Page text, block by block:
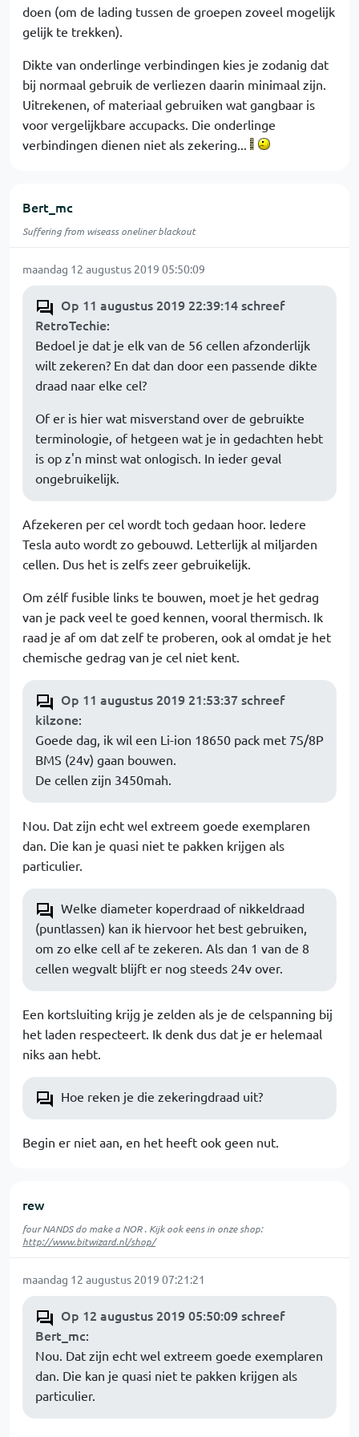
doen (om de lading tussen de groepen zoveel mogelijk
gelijk te trekken).
Dikte van onderlinge verbindingen kies je zodanig dat
bij normaal gebruik de verliezen daarin minimaal zijn.
Uitrekenen, of materiaal gebruiken wat gangbaar is
voor vergelijkbare accupacks. Die onderlinge
verbindingen dienen niet als zekering...
Bert_mc
Suffering from wiseass oneliner blackout
maandag 12 augustus 2019 05:50:09
Op 11 augustus 2019 22:39:14 schreef
RetroTechie:
Bedoel je dat je elk van de 56 cellen afzonderlijk
wilt zekeren? En dat dan door een passende dikte
draad naar elke cel?
Of er is hier wat misverstand over de gebruikte
terminologie, of hetgeen wat je in gedachten hebt
is op z'n minst wat onlogisch. In ieder geval
ongebruikelijk.
Afzekeren per cel wordt toch gedaan hoor. Iedere
Tesla auto wordt zo gebouwd. Letterlijk al miljarden
cellen. Dus het is zelfs zeer gebruikelijk.
Om zélf fusible links te bouwen, moet je het gedrag
van je pack veel te goed kennen, vooral thermisch. Ik
raad je af om dat zelf te proberen, ook al omdat je het
chemische gedrag van je cel niet kent.
Op 11 augustus 2019 21:53:37 schreef
kilzone:
Goede dag, ik wil een Li-ion 18650 pack met 7S/8P
BMS (24v) gaan bouwen.
De cellen zijn 3450mah.
Nou. Dat zijn echt wel extreem goede exemplaren
dan. Die kan je quasi niet te pakken krijgen als
particulier.
Welke diameter koperdraad of nikkeldraad
(puntlassen) kan ik hiervoor het best gebruiken,
om zo elke cell af te zekeren. Als dan 1 van de 8
cellen wegvalt blijft er nog steeds 24v over.
Een kortsluiting krijg je zelden als je de celspanning bij
het laden respecteert. Ik denk dus dat je er helemaal
niks aan hebt.
Hoe reken je die zekeringdraad uit?
Begin er niet aan, en het heeft ook geen nut.
rew
four NANDS do make a NOR . Kijk ook eens in onze shop:
http://www.bitwizard.nl/shop/
maandag 12 augustus 2019 07:21:21
Op 12 augustus 2019 05:50:09 schreef
Bert_mc:
Nou. Dat zijn echt wel extreem goede exemplaren
dan. Die kan je quasi niet te pakken krijgen als
particulier.